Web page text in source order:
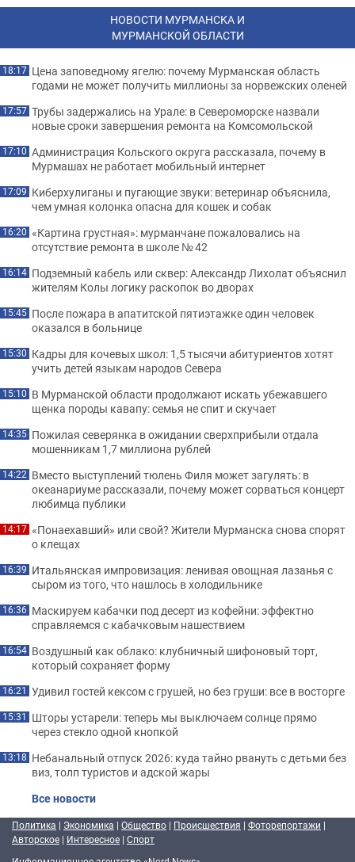
НОВОСТИ МУРМАНСКА И
МУРМАНСКОЙ ОБЛАСТИ
18:17 Цена заповедному ягелю: почему Мурманская область
годами не может получить миллионы за норвежских оленей
17:57 Трубы задержались на Урале: в Североморске назвали
новые сроки завершения ремонта на Комсомольской
17:10 Администрация Кольского округа рассказала, почему в
Мурмашах не работает мобильный интернет
17:09 Киберхулиганы и пугающие звуки: ветеринар объяснила,
чем умная колонка опасна для кошек и собак
16:20 «Картина грустная»: мурманчане пожаловались на
отсутствие ремонта в школе № 42
16:14 Подземный кабель или сквер: Александр Лихолат объяснил
жителям Колы логику раскопок во дворах
15:45 После пожара в апатитской пятиэтажке один человек
оказался в больнице
15:30 Кадры для кочевых школ: 1,5 тысячи абитуриентов хотят
учить детей языкам народов Севера
15:10 В Мурманской области продолжают искать убежавшего
щенка породы кавапу: семья не спит и скучает
14:35 Пожилая северянка в ожидании сверхприбыли отдала
мошенникам 1,7 миллиона рублей
14:22 Вместо выступлений тюлень Филя может загулять: в
океанариуме рассказали, почему может сорваться концерт
любимца публики
14:17 «Понаехавший» или свой? Жители Мурманска снова спорят
о клещах
16:39 Итальянская импровизация: ленивая овощная лазанья с
сыром из того, что нашлось в холодильнике
16:36 Маскируем кабачки под десерт из кофейни: эффектно
справляемся с кабачковым нашествием
16:54 Воздушный как облако: клубничный шифоновый торт,
который сохраняет форму
16:21 Удивил гостей кексом с грушей, но без груши: все в восторге
15:31 Шторы устарели: теперь мы выключаем солнце прямо
через стекло одной кнопкой
13:18 Небанальный отпуск 2026: куда тайно рвануть с детьми без
виз, толп туристов и адской жары
Все новости
Политика | Экономика | Общество | Происшествия | Фоторепортажи |
Авторское | Интересное | Спорт